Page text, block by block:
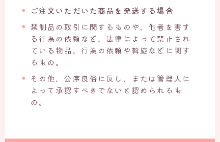
ご注文いただいた商品を発送する場合
禁制品の取引に関するものや、他者を害す
る行為の依頼など、法律によって禁止され
ている物品、行為の依頼や斡旋などに関す
るもの。
その他、公序良俗に反し、または管理人に
よって承認すべきでないと認められるも
の。